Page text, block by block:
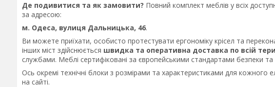
Де подивитися та як замовити? Повний комплект меблів у всіх
за адресою:
м. Одеса, вулиця Дальницька, 46.
Ви можете приїхати, особисто протестувати ергономіку крісел та
інших міст здійснюється швидка та оперативна доставка по всій
службами. Меблі сертифіковані за європейськими стандартами безпеки
Ось окремі технічні блоки з розмірами та характеристиками для
на сайті.